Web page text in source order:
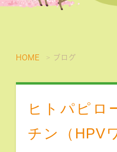
HOME ブログ
ヒトパピロ
チン（HPV